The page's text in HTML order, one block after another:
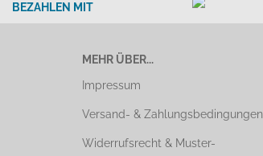
BEZAHLEN MIT
MEHR ÜBER...
Impressum
Versand- & Zahlungsbedingungen
Widerrufsrecht & Muster-